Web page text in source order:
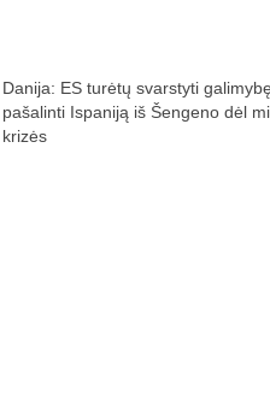
Danija: ES turėtų svarstyti
pašalinti Ispaniją iš Šengeno dėl
krizės